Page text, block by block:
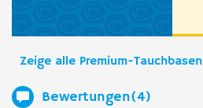
Zeige alle Premium-Tauchbasen
Bewertungen(4)